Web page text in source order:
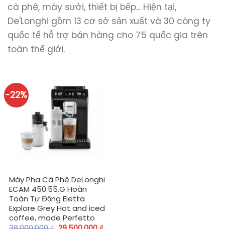
cà phê, máy sưởi, thiết bị bếp... Hiện tại,
De'Longhi gồm 13 cơ sở sản xuất và 30 công ty
quốc tế hỗ trợ bán hàng cho 75 quốc gia trên
toàn thế giới.
-22%
Máy Pha Cà Phê DeLonghi
ECAM 450.55.G Hoàn
Toàn Tự Động Eletta
Explore Grey Hot and iced
coffee, made Perfetto